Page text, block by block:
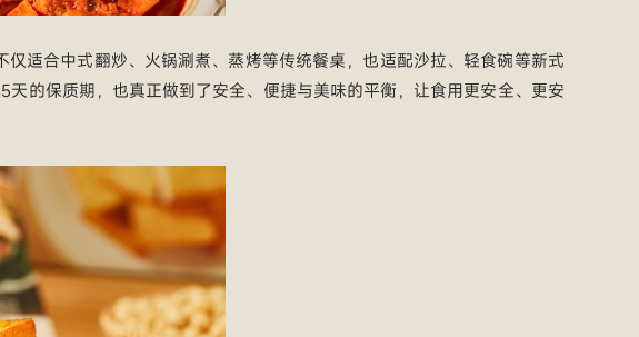
适合中式翻炒、火锅涮煮、蒸烤等传统餐桌，也适配沙拉、轻食碗等新式
的保质期，也真正做到了安全、便捷与美味的平衡，让食用更安全、更安